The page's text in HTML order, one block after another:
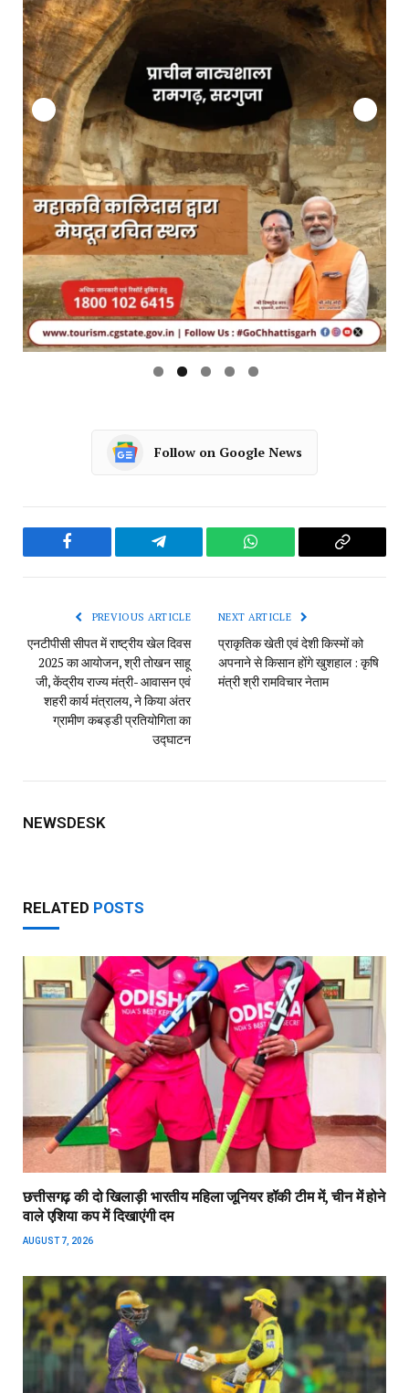
Follow on Google News
Facebook Telegram WhatsApp
Copy
PREVIOUS ARTICLE
एनटीपीसी सीपत में राष्ट्रीय खेल दिवस
2025 का आयोजन, श्री तोखन साहू
जी, केंद्रीय राज्य मंत्री- आवासन एवं
शहरी कार्य मंत्रालय, ने किया अंतर
ग्रामीण कबड्डी प्रतियोगिता का
उद्घाटन
NEXT ARTICLE
प्राकृतिक खेती एवं देशी किस्मों को
अपनाने से किसान होंगे खुशहाल : कृषि
मंत्री श्री रामविचार नेताम
NEWSDESK
RELATED POSTS
छत्तीसगढ़ की दो खिलाड़ी भारतीय महिला जूनियर हॉकी टीम में, चीन में होने
वाले एशिया कप में दिखाएंगी दम
AUGUST 7, 2026